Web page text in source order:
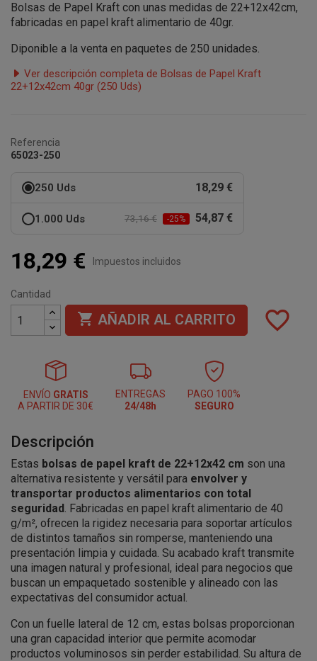
Bolsas de Papel Kraft con unas medidas de 22+12x42cm,
fabricadas en papel kraft alimentario de 40gr.
Diponible a la venta en paquetes de 250 unidades.
Ver descripción completa de Bolsas de Papel Kraft
22+12x42cm 40gr (250 Uds)
Referencia
65023-250
250 Uds 18,29 €
1.000 Uds 73,16 € -25% 54,87 €
18,29 € Impuestos incluidos
Cantidad
 AÑADIR AL CARRITO favorite_border
ENVÍO GRATIS
A PARTIR DE 30€
ENTREGAS
24/48h
PAGO 100%
SEGURO
Descripción
Estas bolsas de papel kraft de 22+12x42 cm son una
alternativa resistente y versátil para envolver y
transportar productos alimentarios con total
seguridad. Fabricadas en papel kraft alimentario de 40
g/m², ofrecen la rigidez necesaria para soportar artículos
de distintos tamaños sin romperse, manteniendo una
presentación limpia y cuidada. Su acabado kraft transmite
una imagen natural y profesional, ideal para negocios que
buscan un empaquetado sostenible y alineado con las
expectativas del consumidor actual.
Con un fuelle lateral de 12 cm, estas bolsas proporcionan
una gran capacidad interior que permite acomodar
productos voluminosos sin perder estabilidad. Su altura de